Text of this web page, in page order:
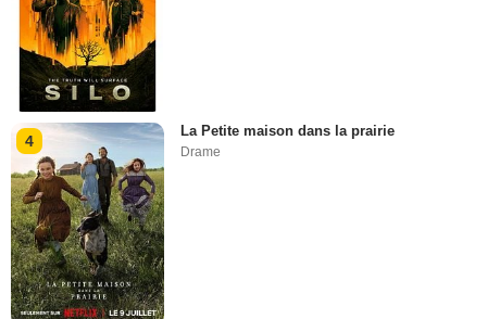
4
La Petite maison dans la prairie
Drame